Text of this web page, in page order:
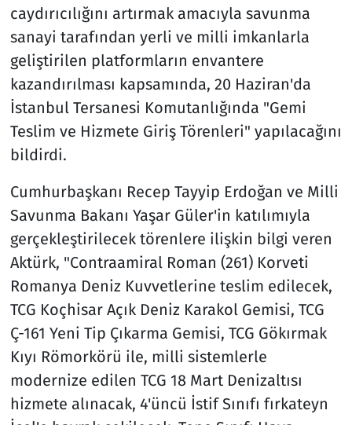
caydırıcılığını artırmak amacıyla savunma
sanayi tarafından yerli ve milli imkanlarla
geliştirilen platformların envantere
kazandırılması kapsamında, 20 Haziran'da
İstanbul Tersanesi Komutanlığında "Gemi
Teslim ve Hizmete Giriş Törenleri" yapılacağını
bildirdi.
Cumhurbaşkanı Recep Tayyip Erdoğan ve Milli
Savunma Bakanı Yaşar Güler'in katılımıyla
gerçekleştirilecek törenlere ilişkin bilgi veren
Aktürk, "Contraamiral Roman (261) Korveti
Romanya Deniz Kuvvetlerine teslim edilecek,
TCG Koçhisar Açık Deniz Karakol Gemisi, TCG
Ç-161 Yeni Tip Çıkarma Gemisi, TCG Gökırmak
Kıyı Römorkörü ile, milli sistemlerle
modernize edilen TCG 18 Mart Denizaltısı
hizmete alınacak, 4'üncü İstif Sınıfı fırkateyn